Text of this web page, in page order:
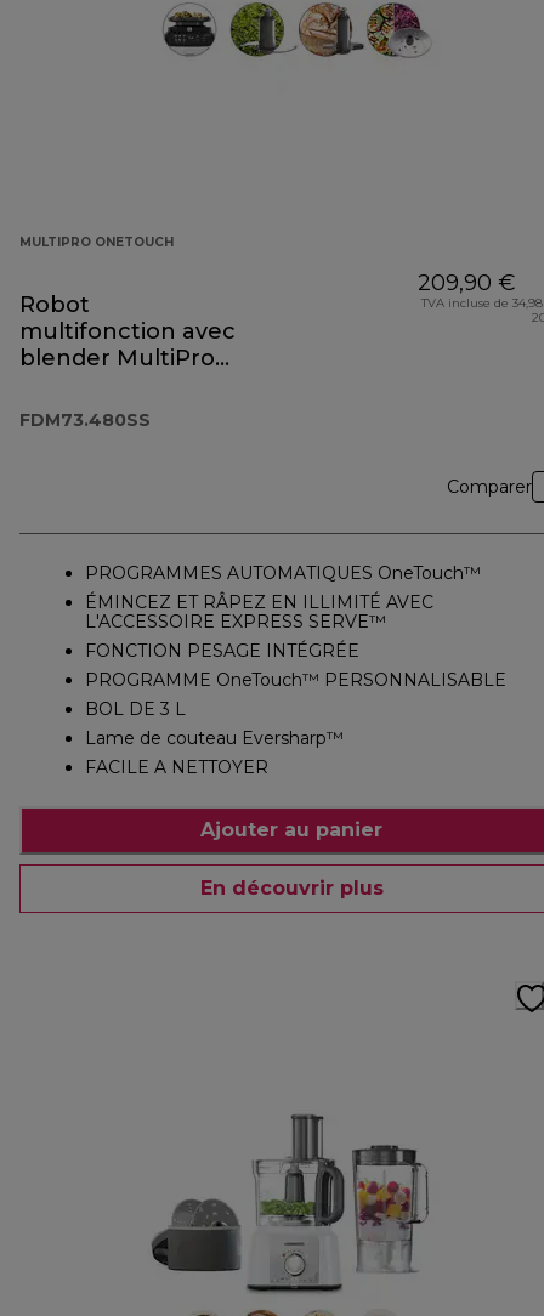
MULTIPRO ONETOUCH
Robot
multifonction avec
blender MultiPro
FDM73.480SS
FDM73.480SS
209,90 €
TVA incluse de
Comparer
PROGRAMMES AUTOMATIQUES OneTouch™
ÉMINCEZ ET RÂPEZ EN ILLIMITÉ AVEC
L'ACCESSOIRE EXPRESS SERVE™
FONCTION PESAGE INTÉGRÉE
PROGRAMME OneTouch™ PERSONNALISABLE
BOL DE 3 L
Lame de couteau Eversharp™
FACILE A NETTOYER
Ajouter au panier
En découvrir plus